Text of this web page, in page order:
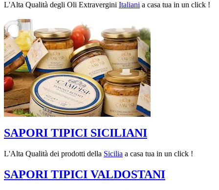
L'Alta Qualità degli Oli Extravergini Italiani a casa tua in un click !
SAPORI TIPICI SICILIANI
L'Alta Qualità dei prodotti della Sicilia a casa tua in un click !
SAPORI TIPICI VALDOSTANI